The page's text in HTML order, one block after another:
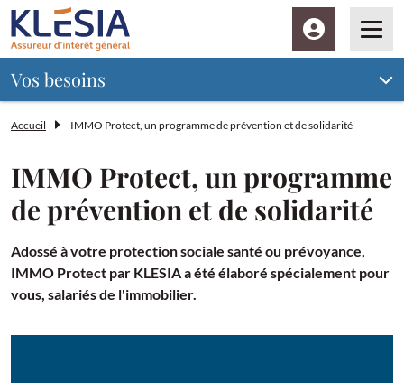
Espace client
Vos besoins
Accueil IMMO Protect, un programme de prévention et de solidarité
IMMO Protect, un programme
de prévention et de solidarité
Adossé à votre protection sociale santé ou prévoyance,
IMMO Protect par KLESIA a été élaboré spécialement pour
vous, salariés de l'immobilier.